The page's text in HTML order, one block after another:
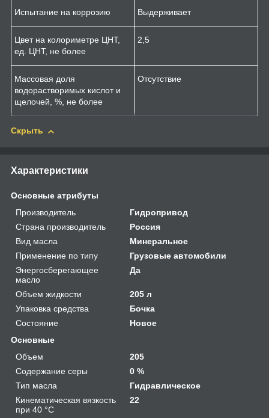
Испытание на коррозию Выдерживает
Цвет на колориметре ЦНТ,
ед. ЦНТ, не более
2,5
Массовая доля
водорастворимых кислот и
щелочей, %, не более
Отсутствие
Скрыть
Характеристики
Основные атрибуты
Производитель
Гидропривод
Страна производитель
Россия
Вид масла
Минеральное
Применение по типу
Грузовые автомобили
Энергосберегающее
масло
Да
Объем жидкости
205 л
Упаковка средства
Бочка
Состояние
Новое
Основные
Объем
205
Содержание серы
0 %
Тип масла
Гидравлическое
Кинематическая вязкость
при 40 °С
22